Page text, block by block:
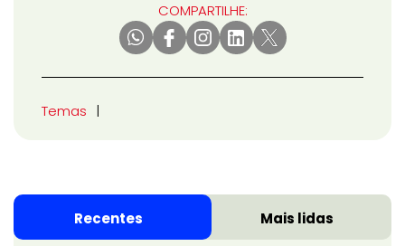
COMPARTILHE:
Temas
Recentes Mais lidas